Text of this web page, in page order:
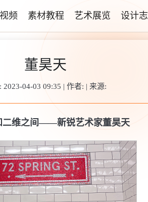
视频 素材教程 艺术展览 设计志
董昊天
2023-04-03 09:35 | 作者: | 来源:
二维之间——新锐艺术家董昊天